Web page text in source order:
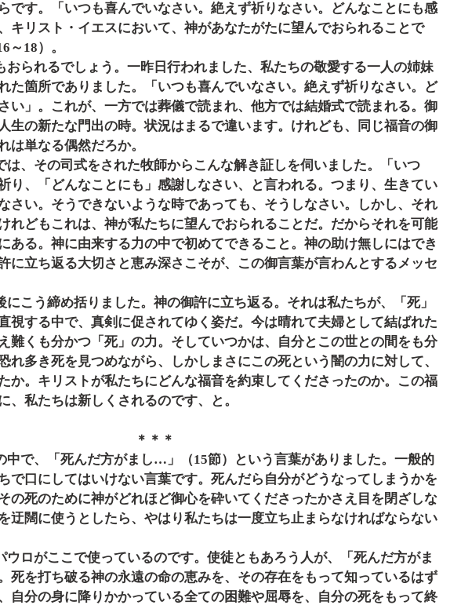
です。「いつも喜んでいなさい。絶えず祈りなさい。どんなことにも感
キリスト・イエスにおいて、神があなたがたに望んでおられることで
18）。
た箇所でありました。「いつも喜んでいなさい。絶えず祈りなさい。ど
い」。これが、一方では葬儀で読まれ、他方では結婚式で読まれる。御
生の新たな門出の時。状況はまるで違います。けれども、同じ福音の御
は単なる偶然だろか。
り、「どんなことにも」感謝しなさい、と言われる。つまり、生きてい
さい。そうできないような時であっても、そうしなさい。しかし、それ
れどもこれは、神が私たちに望んでおられることだ。だからそれを可能
ある。神に由来する力の中で初めてできること。神の助け無しにはでき
に立ち返る大切さと恵み深さこそが、この御言葉が言わんとするメッセ
視する中で、真剣に促されてゆく姿だ。今は晴れて夫婦として結ばれた
難くも分かつ「死」の力。そしていつかは、自分とこの世との間をも分
れ多き死を見つめながら、しかしまさにこの死という闇の力に対して、
か。キリストが私たちにどんな福音を約束してくださったのか。この福
、私たちは新しくされるのです、と。
＊＊＊
で口にしてはいけない言葉です。死んだら自分がどうなってしまうかを
の死のために神がどれほど御心を砕いてくださったかさえ目を閉ざしな
迂闊に使うとしたら、やはり私たちは一度立ち止まらなければならない
死を打ち破る神の永遠の命の恵みを、その存在をもって知っているはず
自分の身に降りかかっている全ての困難や屈辱を、自分の死をもって終